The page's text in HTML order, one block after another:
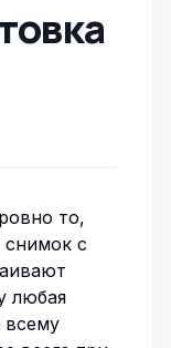
то,
снимок с
любая
всему